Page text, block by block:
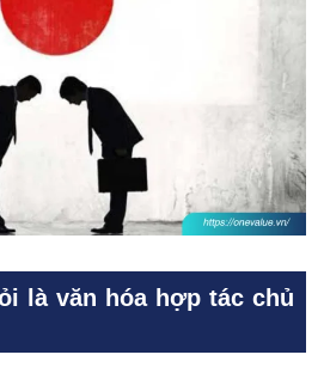
là văn hóa hợp tác chủ